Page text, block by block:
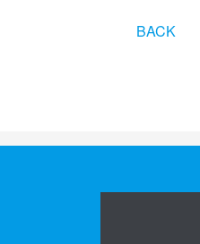
BACK